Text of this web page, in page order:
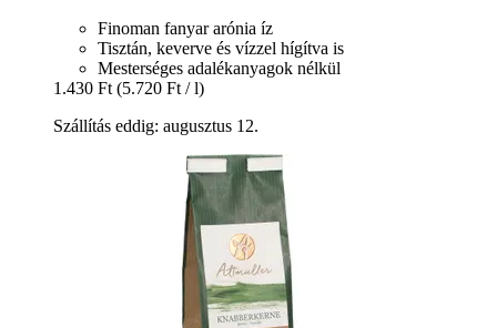
Finoman fanyar arónia íz
Tisztán, keverve és vízzel hígítva is
Mesterséges adalékanyagok nélkül
1.430 Ft (5.720 Ft / l)
Szállítás eddig: augusztus 12.